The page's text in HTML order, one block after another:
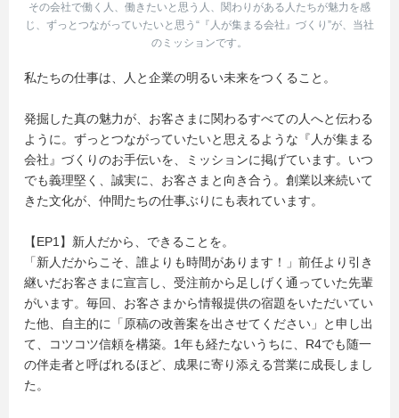
その会社で働く人、働きたいと思う人、関わりがある人たちが魅力を感
じ、ずっとつながっていたいと思う“『人が集まる会社』づくり”が、当社
のミッションです。
私たちの仕事は、人と企業の明るい未来をつくること。
発掘した真の魅力が、お客さまに関わるすべての人へと伝わる
ように。ずっとつながっていたいと思えるような『人が集まる
会社』づくりのお手伝いを、ミッションに掲げています。いつ
でも義理堅く、誠実に、お客さまと向き合う。創業以来続いて
きた文化が、仲間たちの仕事ぶりにも表れています。
【EP1】新人だから、できることを。
「新人だからこそ、誰よりも時間があります！」前任より引き
継いだお客さまに宣言し、受注前から足しげく通っていた先輩
がいます。毎回、お客さまから情報提供の宿題をいただいてい
た他、自主的に「原稿の改善案を出させてください」と申し出
て、コツコツ信頼を構築。1年も経たないうちに、R4でも随一
の伴走者と呼ばれるほど、成果に寄り添える営業に成長しまし
た。